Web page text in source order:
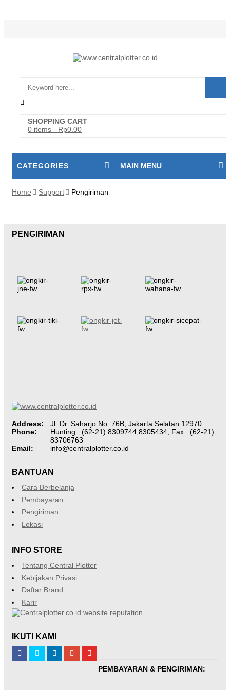
SHOPPING CART
0 items - Rp0.00
CATEGORIES MAIN MENU
Home Support Pengiriman
PENGIRIMAN
Address:
Jl. Dr. Saharjo No. 76B, Jakarta Selatan 12970
Phone:
Hunting : (62-21) 8309744,8305434, Fax : (62-21)
83706763
Email:
info@centralplotter.co.id
BANTUAN
Cara Berbelanja
Pembayaran
Pengiriman
Lokasi
INFO STORE
Tentang Central Plotter
Kebijakan Privasi
Daftar Brand
Karir
IKUTI KAMI
PEMBAYARAN & PENGIRIMAN: